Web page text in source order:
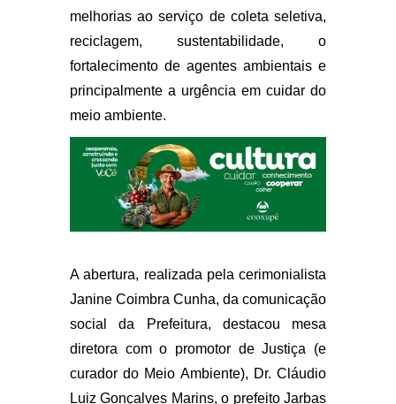
melhorias ao serviço de coleta seletiva,
reciclagem, sustentabilidade, o
fortalecimento de agentes ambientais e
principalmente a urgência em cuidar do
meio ambiente.
A abertura, realizada pela cerimonialista
Janine Coimbra Cunha, da comunicação
social da Prefeitura, destacou mesa
diretora com o promotor de Justiça (e
curador do Meio Ambiente), Dr. Cláudio
Luiz Gonçalves Marins, o prefeito Jarbas